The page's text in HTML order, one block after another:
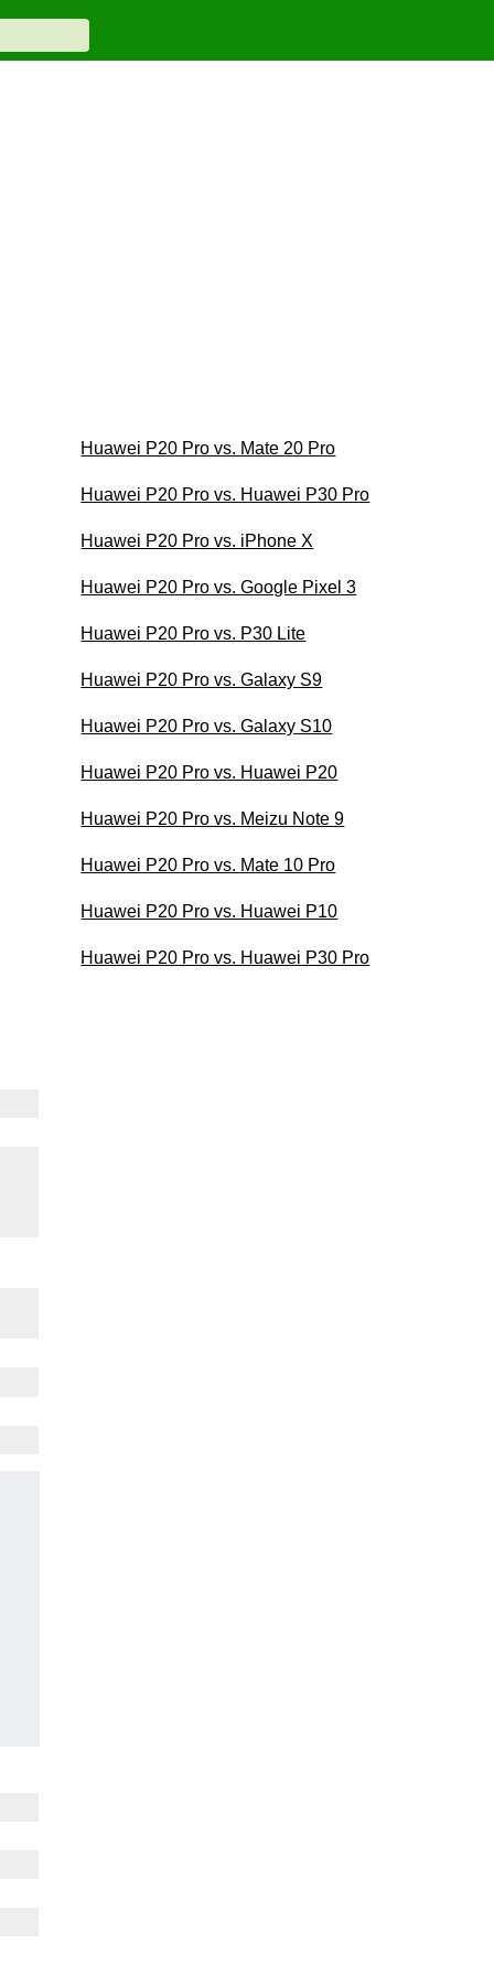
Huawei P20 Pro vs. Mate 20 Pro
Huawei P20 Pro vs. Huawei P30 Pro
Huawei P20 Pro vs. iPhone X
Huawei P20 Pro vs. Google Pixel 3
Huawei P20 Pro vs. P30 Lite
Huawei P20 Pro vs. Galaxy S9
Huawei P20 Pro vs. Galaxy S10
Huawei P20 Pro vs. Huawei P20
Huawei P20 Pro vs. Meizu Note 9
Huawei P20 Pro vs. Mate 10 Pro
Huawei P20 Pro vs. Huawei P10
Huawei P20 Pro vs. Huawei P30 Pro